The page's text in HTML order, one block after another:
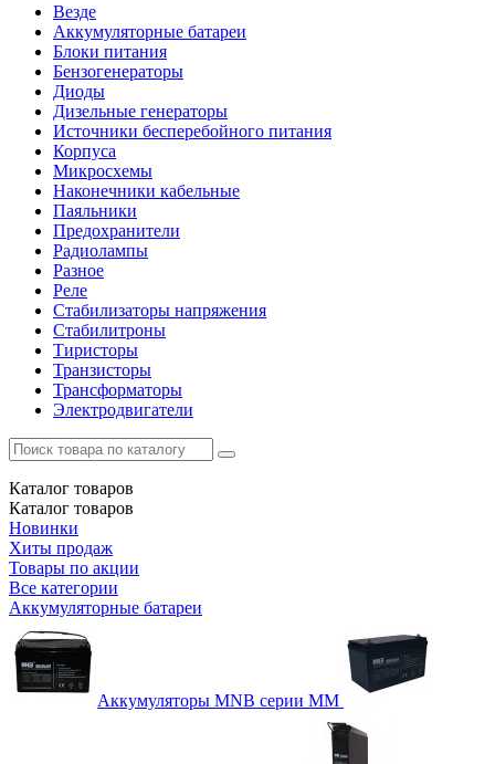
Везде
Аккумуляторные батареи
Блоки питания
Бензогенераторы
Диоды
Дизельные генераторы
Источники бесперебойного питания
Корпуса
Микросхемы
Наконечники кабельные
Паяльники
Предохранители
Радиолампы
Разное
Реле
Стабилизаторы напряжения
Стабилитроны
Тиристоры
Транзисторы
Трансформаторы
Электродвигатели
Каталог товаров
Каталог товаров
Новинки
Хиты продаж
Товары по акции
Все категории
Аккумуляторные батареи
Аккумуляторы MNB серии MM